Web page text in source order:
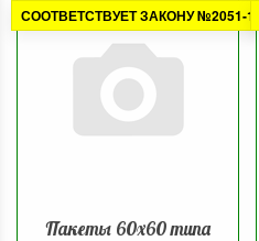
СООТВЕТСТВУЕТ ЗАКОНУ №2051-1
Пакеты 60х60 типа